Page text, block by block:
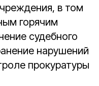
в том
горячим
судебного
нарушений
прокуратуры